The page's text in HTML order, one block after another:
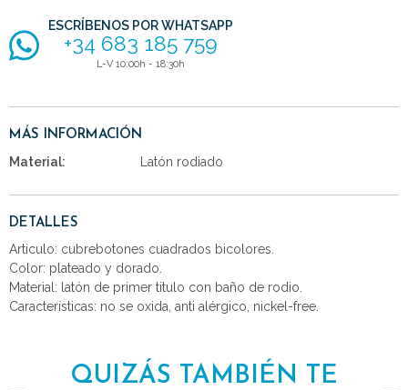
ESCRÍBENOS POR WHATSAPP
+34 683 185 759
L-V 10:00h - 18:30h
MÁS INFORMACIÓN
Material: Latón rodiado
DETALLES
Articulo: cubrebotones cuadrados bicolores.
Color: plateado y dorado.
Material: latón de primer titulo con baño de rodio.
Características: no se oxida, anti alérgico, nickel-free.
QUIZÁS TAMBIÉN TE